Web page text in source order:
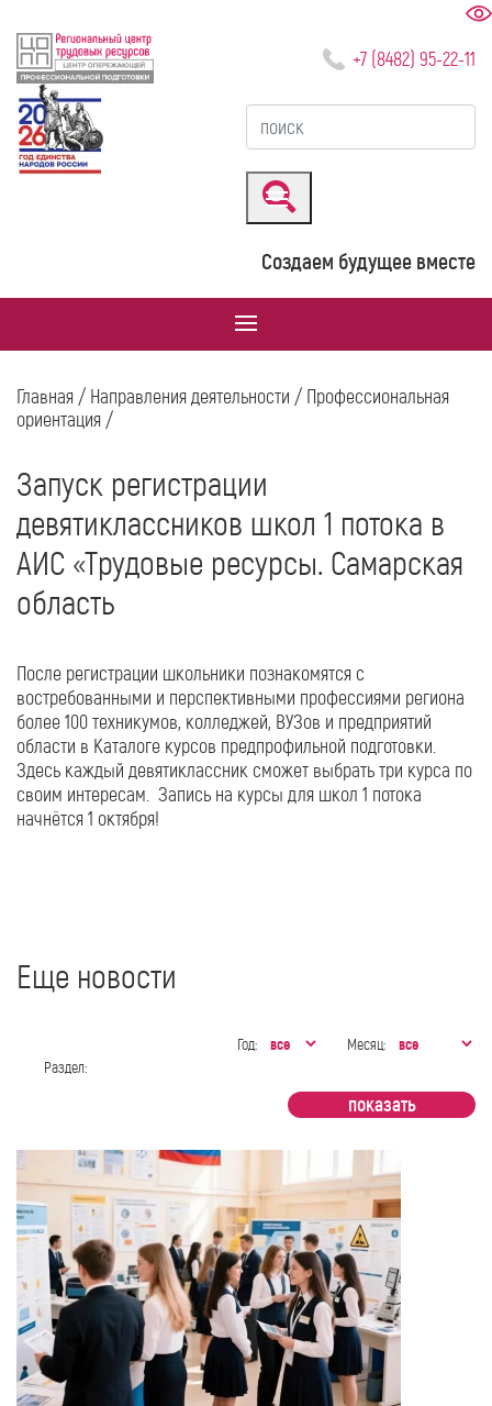
+7 (8482) 95-22-11
Создаем будущее вместе
Главная/ Направления деятельности / Профессиональная
ориентация/
Запуск регистрации
девятиклассников школ 1 потока в
АИС «Трудовые ресурсы. Самарская
область
После регистрации школьники познакомятся с
востребованными и перспективными профессиями региона
более 100 техникумов, колледжей, ВУЗов и предприятий
области в Каталоге курсов предпрофильной подготовки.
Здесь каждый девятиклассник сможет выбрать три курса по
своим интересам. Запись на курсы для школ 1 потока
начнётся 1 октября!
Еще новости
Год:
Месяц:
Раздел: